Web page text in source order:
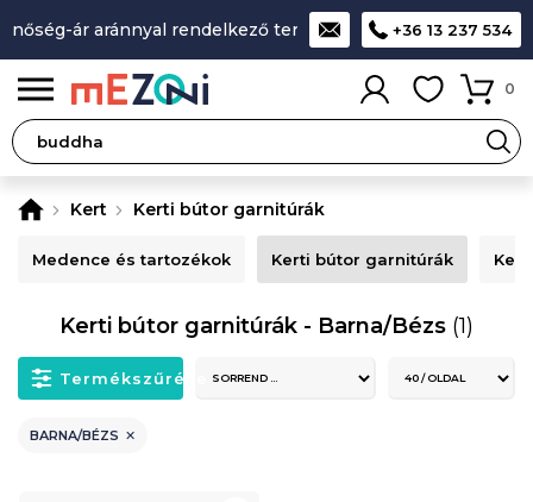
ár aránnyal rendelkező termékek A legjobb design-
+36 13 237 534
0
Kert Kerti bútor garnitúrák
Medence és tartozékok Kerti bútor garnitúrák
Kerti bútor garnitúrák - Barna/Bézs (1)
Termékszűrése
BARNA/BÉZS